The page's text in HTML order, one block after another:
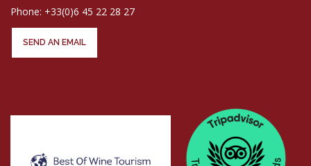
Phone: +33(0)6 45 22 28 27
SEND AN EMAIL